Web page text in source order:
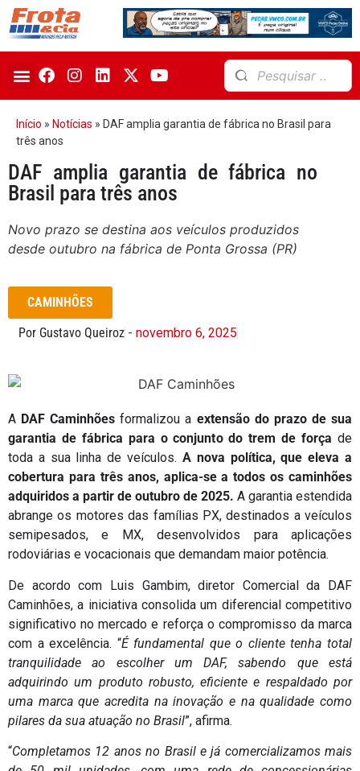
Início » Notícias » DAF amplia garantia de fábrica no Brasil para
três anos
DAF amplia garantia de fábrica no
Brasil para três anos
Novo prazo se destina aos veículos produzidos
desde outubro na fábrica de Ponta Grossa (PR)
CAMINHÕES
Por Gustavo Queiroz - novembro 6, 2025
A DAF Caminhões formalizou a extensão do prazo de sua
garantia de fábrica para o conjunto do trem de força de
toda a sua linha de veículos. A nova política, que eleva a
cobertura para três anos, aplica-se a todos os caminhões
adquiridos a partir de outubro de 2025. A garantia estendida
abrange os motores das famílias PX, destinados a veículos
semipesados, e MX, desenvolvidos para aplicações
rodoviárias e vocacionais que demandam maior potência.
De acordo com Luis Gambim, diretor Comercial da DAF
Caminhões, a iniciativa consolida um diferencial competitivo
significativo no mercado e reforça o compromisso da marca
com a excelência. “É fundamental que o cliente tenha total
tranquilidade ao escolher um DAF, sabendo que está
adquirindo um produto robusto, eficiente e respaldado por
uma marca que acredita na inovação e na qualidade como
pilares da sua atuação no Brasil”, afirma.
“Completamos 12 anos no Brasil e já comercializamos mais